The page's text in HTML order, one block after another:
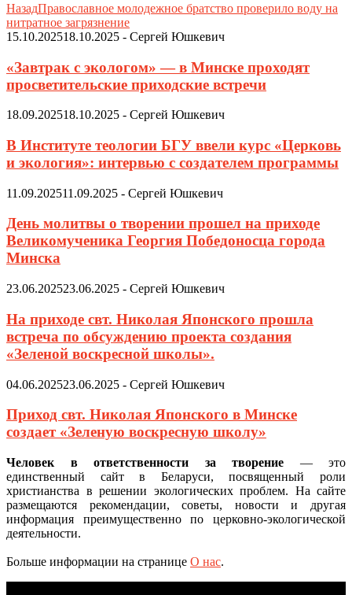
НазадПравославное молодежное братство проверило воду на
нитратное загрязнение
15.10.202518.10.2025 - Сергей Юшкевич
«Завтрак с экологом» — в Минске проходят
просветительские приходские встречи
18.09.202518.10.2025 - Сергей Юшкевич
В Институте теологии БГУ ввели курс «Церковь
и экология»: интервью с создателем программы
11.09.202511.09.2025 - Сергей Юшкевич
День молитвы о творении прошел на приходе
Великомученика Георгия Победоносца города
Минска
23.06.202523.06.2025 - Сергей Юшкевич
На приходе свт. Николая Японского прошла
встреча по обсуждению проекта создания
«Зеленой воскресной школы».
04.06.202523.06.2025 - Сергей Юшкевич
Приход свт. Николая Японского в Минске
создает «Зеленую воскресную школу»
Человек в ответственности за творение — это
единственный сайт в Беларуси, посвященный роли
христианства в решении экологических проблем. На сайте
размещаются рекомендации, советы, новости и другая
информация преимущественно по церковно-экологической
деятельности.
Больше информации на странице О нас.